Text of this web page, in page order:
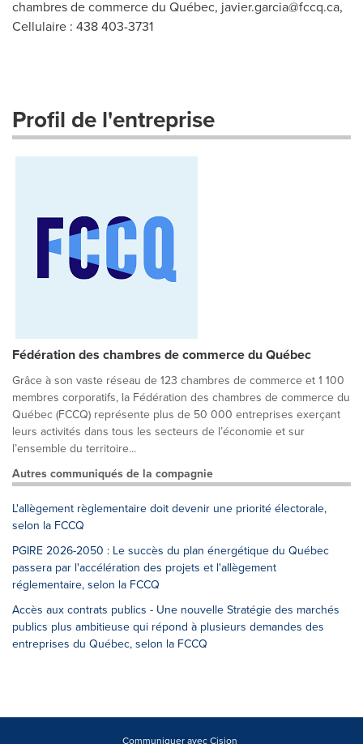
chambres de commerce du Québec, javier.garcia@fccq.ca,
Cellulaire : 438 403-3731
Profil de l'entreprise
Fédération des chambres de commerce du Québec
Grâce à son vaste réseau de 123 chambres de commerce et 1 100
membres corporatifs, la Fédération des chambres de commerce du
Québec (FCCQ) représente plus de 50 000 entreprises exerçant
leurs activités dans tous les secteurs de l’économie et sur
l’ensemble du territoire...
Autres communiqués de la compagnie
L'allègement règlementaire doit devenir une priorité électorale,
selon la FCCQ
PGIRE 2026-2050 : Le succès du plan énergétique du Québec
passera par l'accélération des projets et l'allègement
réglementaire, selon la FCCQ
Accès aux contrats publics - Une nouvelle Stratégie des marchés
publics plus ambitieuse qui répond à plusieurs demandes des
entreprises du Québec, selon la FCCQ
Communiquer avec Cision